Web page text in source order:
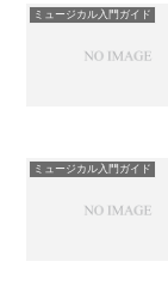
ミュージカル入門ガイド
ミュージカル入門ガイド